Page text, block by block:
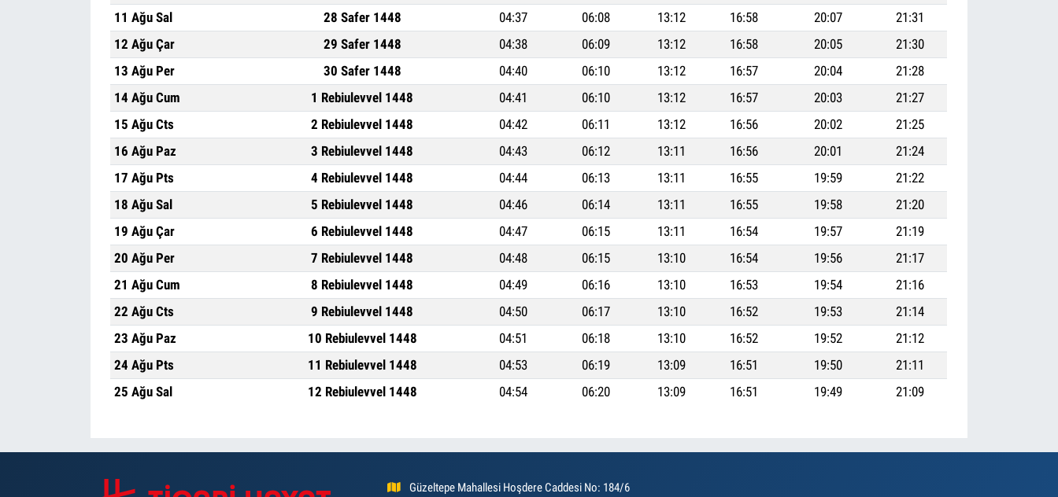
11 Ağu Sal
28 Safer 1448 04:37 06:08 13:12 16:58 20:07
21:31
12 Ağu Çar
29 Safer 1448 04:38 06:09 13:12 16:58 20:05
21:30
13 Ağu Per
30 Safer 1448 04:40 06:10 13:12 16:57 20:04
21:28
14 Ağu Cum
1 Rebiulevvel 1448 04:41 06:10 13:12 16:57 20:03
21:27
15 Ağu Cts
2 Rebiulevvel 1448 04:42 06:11 13:12 16:56 20:02
21:25
16 Ağu Paz
3 Rebiulevvel 1448 04:43 06:12 13:11 16:56 20:01
21:24
17 Ağu Pts
4 Rebiulevvel 1448 04:44 06:13 13:11 16:55 19:59
21:22
18 Ağu Sal
5 Rebiulevvel 1448 04:46 06:14 13:11 16:55 19:58
21:20
19 Ağu Çar
6 Rebiulevvel 1448 04:47 06:15 13:11 16:54 19:57
21:19
20 Ağu Per
7 Rebiulevvel 1448 04:48 06:15 13:10 16:54 19:56
21:17
21 Ağu Cum
8 Rebiulevvel 1448 04:49 06:16 13:10 16:53 19:54
21:16
22 Ağu Cts
9 Rebiulevvel 1448 04:50 06:17 13:10 16:52 19:53
21:14
23 Ağu Paz
10 Rebiulevvel 1448 04:51 06:18 13:10 16:52 19:52
21:12
24 Ağu Pts
11 Rebiulevvel 1448 04:53 06:19 13:09 16:51 19:50
21:11
25 Ağu Sal
12 Rebiulevvel 1448 04:54 06:20 13:09 16:51 19:49 21:09
Güzeltepe Mahallesi Hoşdere Caddesi No: 184/6